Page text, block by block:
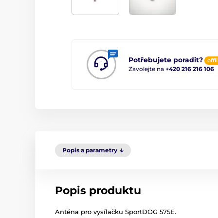
Potřebujete poradit?
Zavolejte na +420 216 216 106
Popis a parametry
Popis produktu
Anténa pro vysílačku SportDOG 575E.